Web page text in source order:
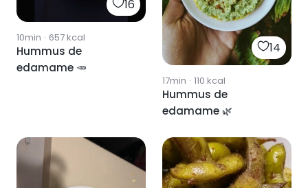
16
10min · 657kcal
Hummus de
edamame 🥕
14
17min · 110 kcal
Hummus de
edamame 🌿